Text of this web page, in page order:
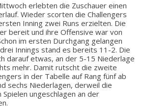
erlebten die Zuschauer einen
Wieder scorten die Challengers
Inning zwei Runs erzielten. Die
bereit und ihre Offensive war von
im ersten Durchgang gelangen
Innings stand es bereits 11-2. Die
darauf etwas, an der 5-15 Niederlage
mehr. Damit rutscht die zweite
in der Tabelle auf Rang fünf ab
sechs Niederlagen, derweil die
Spielen ungeschlagen an der